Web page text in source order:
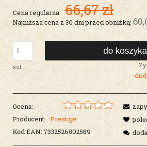
Cena regularna: 66,67 zł
Najniższa cena z 30 dni przed obniżką:
szt.
do koszyka
Ocena:
Producent:
Prestige
Kod EAN: 7332526802589